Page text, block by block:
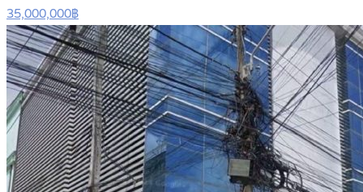
35,000,000฿